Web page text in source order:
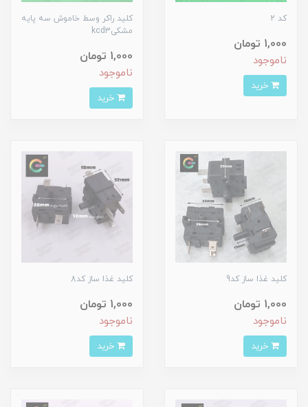
کد 2
1,000 تومان
ناموجود
کلید راکر وسط خاموش سه پایه
مشکیkcd3
1,000 تومان
ناموجود
کلید غذا ساز کد9
1,000 تومان
ناموجود
کلید غذا ساز کد8
1,000 تومان
ناموجود